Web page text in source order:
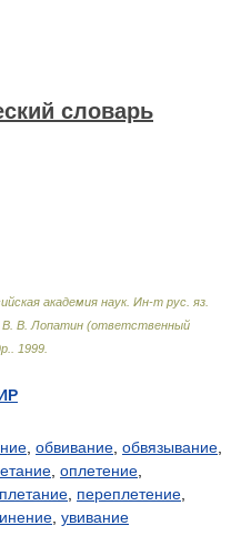
словарь
академия наук. Ин-т рус. яз.
В. В. Лопатин (ответственный
1999
обвивание обвязывание
оплетение
переплетение
увивание